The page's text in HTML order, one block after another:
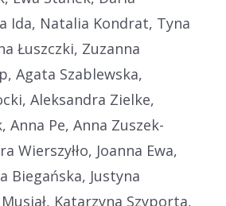
Ida, Natalia Kondrat, Tyna
Łuszczki, Zuzanna
Agata Szablewska,
Aleksandra Zielke,
Anna Pe, Anna Zuszek-
Wierszyłło, Joanna Ewa,
Biegańska, Justyna
Katarzyna Szyporta,